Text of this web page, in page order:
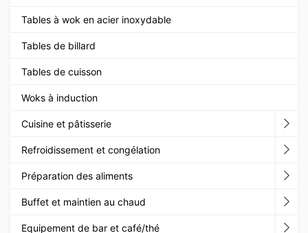
Tables à wok en acier inoxydable
Tables de billard
Tables de cuisson
Woks à induction
Cuisine et pâtisserie
Refroidissement et congélation
Préparation des aliments
Buffet et maintien au chaud
Equipement de bar et café/thé